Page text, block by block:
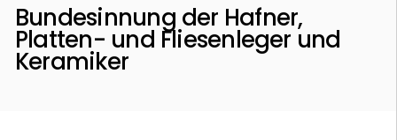
Bundesinnung der Hafner,
Platten- und Fliesenleger und
Keramiker